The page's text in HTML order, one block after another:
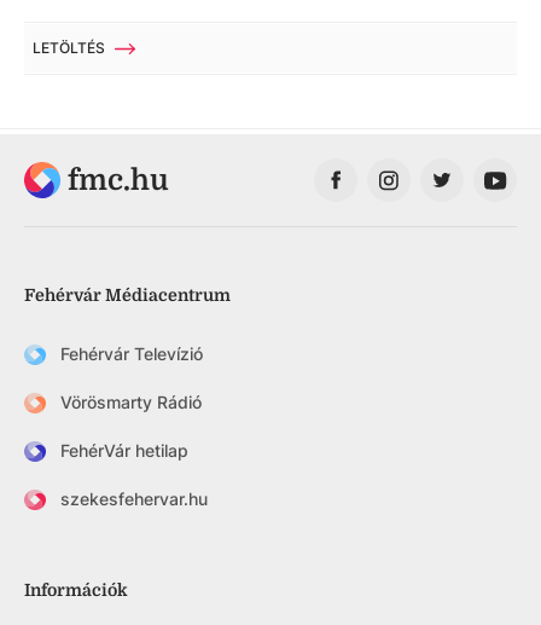
LETÖLTÉS
fmc.hu
Fehérvár Médiacentrum
Fehérvár Televízió
Vörösmarty Rádió
FehérVár hetilap
szekesfehervar.hu
Információk